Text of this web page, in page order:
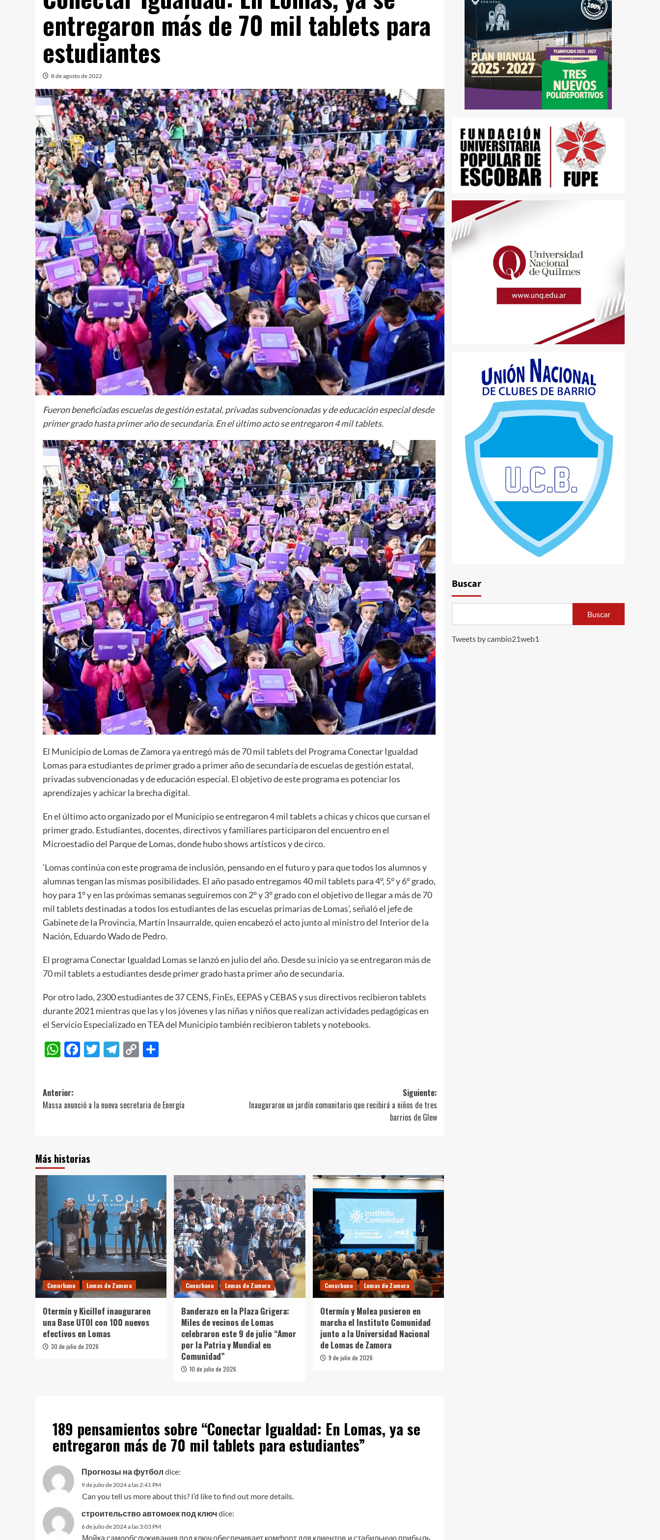
entregaron más de 70 mil tablets para
estudiantes
8 de agosto de 2022
Fueron beneficiadas escuelas de gestión estatal, privadas subvencionadas y de educación especial desde
primer grado hasta primer año de secundaria. En el último acto se entregaron 4 mil tablets.
El Municipio de Lomas de Zamora ya entregó más de 70 mil tablets del Programa Conectar Igualdad
Lomas para estudiantes de primer grado a primer año de secundaria de escuelas de gestión estatal,
privadas subvencionadas y de educación especial. El objetivo de este programa es potenciar los
aprendizajes y achicar la brecha digital.
En el último acto organizado por el Municipio se entregaron 4 mil tablets a chicas y chicos que cursan el
primer grado. Estudiantes, docentes, directivos y familiares participaron del encuentro en el
Microestadio del Parque de Lomas, donde hubo shows artísticos y de circo.
‘Lomas continúa con este programa de inclusión, pensando en el futuro y para que todos los alumnos y
alumnas tengan las mismas posibilidades. El año pasado entregamos 40 mil tablets para 4°, 5° y 6° grado,
hoy para 1° y en las próximas semanas seguiremos con 2° y 3° grado con el objetivo de llegar a más de 70
mil tablets destinadas a todos los estudiantes de las escuelas primarias de Lomas’, señaló el jefe de
Gabinete de la Provincia, Martín Insaurralde, quien encabezó el acto junto al ministro del Interior de la
Nación, Eduardo Wado de Pedro.
El programa Conectar Igualdad Lomas se lanzó en julio del año. Desde su inicio ya se entregaron más de
70 mil tablets a estudiantes desde primer grado hasta primer año de secundaria.
Por otro lado, 2300 estudiantes de 37 CENS, FinEs, EEPAS y CEBAS y sus directivos recibieron tablets
durante 2021 mientras que las y los jóvenes y las niñas y niños que realizan actividades pedagógicas en
el Servicio Especializado en TEA del Municipio también recibieron tablets y notebooks.
WhatsApp
Facebook
Twitter
Telegram
Copy
Navegación
de
Anterior:
Massa anunció a la nueva secretaria de Energía
Siguiente:
Inauguraron un jardín comunitario que recibirá a niños de tres
barrios de Glew
Más historias
Conurbano Lomas de Zamora
Otermín y Kicillof inauguraron
una Base UTOI con 100 nuevos
efectivos en Lomas
30 de julio de 2026
Conurbano Lomas de Zamora
Banderazo en la Plaza Grigera:
Miles de vecinos de Lomas
celebraron este 9 de julio “Amor
por la Patria y Mundial en
Comunidad”
10 de julio de 2026
Conurbano Lomas de Zamora
Otermín y Molea pusieron en
marcha el Instituto Comunidad
junto a la Universidad Nacional
de Lomas de Zamora
9 de julio de 2026
189 pensamientos sobre “Conectar Igualdad: En Lomas, ya se
entregaron más de 70 mil tablets para estudiantes”
Прогнозы на футбол dice:
9 de julio de 2024 a las 2:41 PM
Can you tell us more about this? I’d like to find out more details.
строительство автомоек под ключdice:
6 de julio de 2024 a las 3:03 PM
Мойка самообслуживания под ключ обеспечивает комфорт для клиентов и стабильную прибыль
Buscar
Buscar
Tweets by cambio21web1